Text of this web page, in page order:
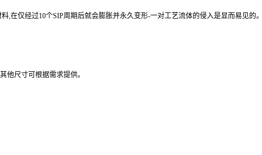
在仅经过10个SIP周期后就会膨胀并永久变形-一对工艺流体的侵入是显而易见的
他尺寸可根据需求提供。